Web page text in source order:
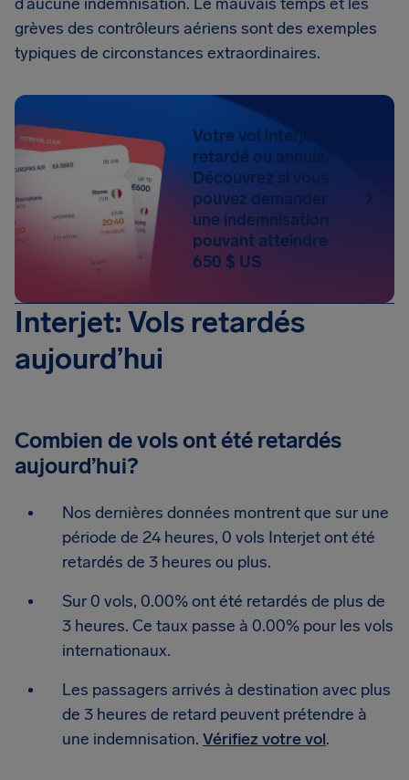
grèves des contrôleurs aériens sont des exemples
typiques de circonstances extraordinaires.
Votre vol Interjet est
retardé ou annulé?
Découvrez si vous
pouvez demander
une indemnisation
pouvant atteindre
650 $ US
Interjet: Vols retardés
aujourd’hui
Combien de vols ont été retardés
aujourd’hui?
Nos dernières données montrent que sur une
période de 24 heures, 0 vols Interjet ont été
retardés de 3 heures ou plus.
Sur 0 vols, 0.00% ont été retardés de plus de
3 heures. Ce taux passe à 0.00% pour les vols
internationaux.
Les passagers arrivés à destination avec plus
de 3 heures de retard peuvent prétendre à
une indemnisation. Vérifiez votre vol.